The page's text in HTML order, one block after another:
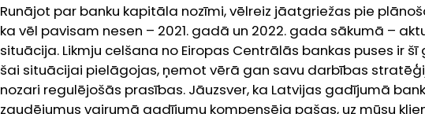
Runājot par banku kapitāla nozīmi, vēlreiz jāatgriežas pie
ka vēl pavisam nesen – 2021. gadā un 2022. gada sākumā –
situācija. Likmju celšana no Eiropas Centrālās bankas puses ir
šai situācijai pielāgojas, ņemot vērā gan savu darbības
nozari regulējošās prasības. Jāuzsver, ka Latvijas gadījumā
zaudējumus vairumā gadījumu kompensēja pašas, uz mūsu